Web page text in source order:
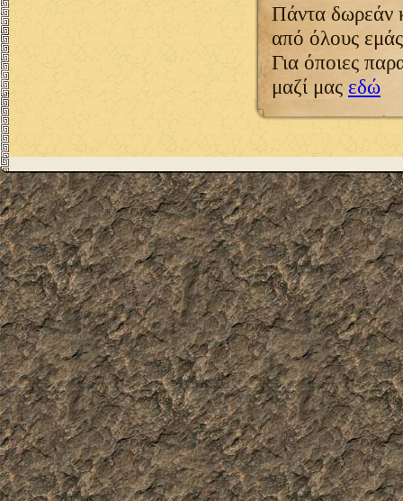
Πάντα δωρεάν
από όλους
Για όποιες
μαζί μας εδώ